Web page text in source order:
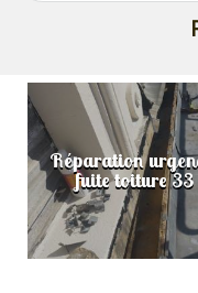
Nettoyage et pose
gouttière 33